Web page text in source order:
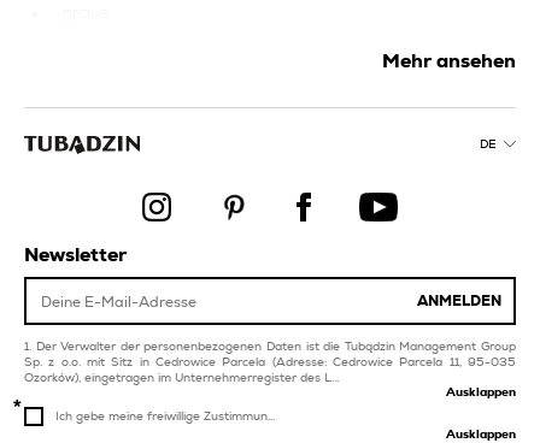
orange küchenfliesen
produkte
balkon und
terrassenfliesen
rosa küchenfliesen
weiße küchenfliesen
und schlafzimmer
schwimmbad und spa
graphit-fliesen
produkte
weiße
Mehr ansehen
DE
Newsletter
ANMELDEN
Der Verwalter der personenbezogenen Daten ist die Tubądzin Management Group
Sp. z o.o. mit Sitz in Cedrowice Parcela (Adresse: Cedrowice Parcela 11, 95-035
Ozorków), eingetragen im Unternehmerregister des L...
Ausklappen
Ich gebe meine freiwillige Zustimmun...
Ausklappen